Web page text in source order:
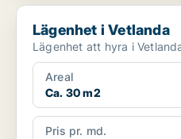
Lägenhet i Vetlanda
Lägenhet i Vetlanda
Areal
Ca. 30 m2
Pris pr. md.